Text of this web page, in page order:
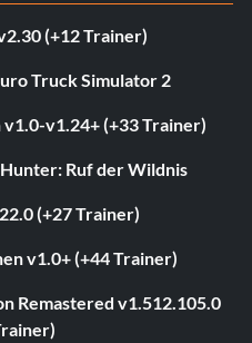
(+12 Trainer)
Truck Simulator 2
v1.0-v1.24+ (+33 Trainer)
Ruf der Wildnis
(+27 Trainer)
v1.0+ (+44 Trainer)
Remastered v1.512.105.0